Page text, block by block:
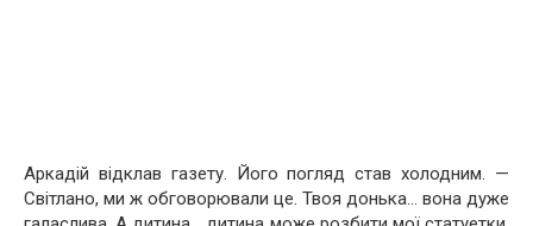
Аркадій відклав газету. Його погляд став холодним. —
Світлано, ми ж обговорювали це. Твоя донька… вона дуже